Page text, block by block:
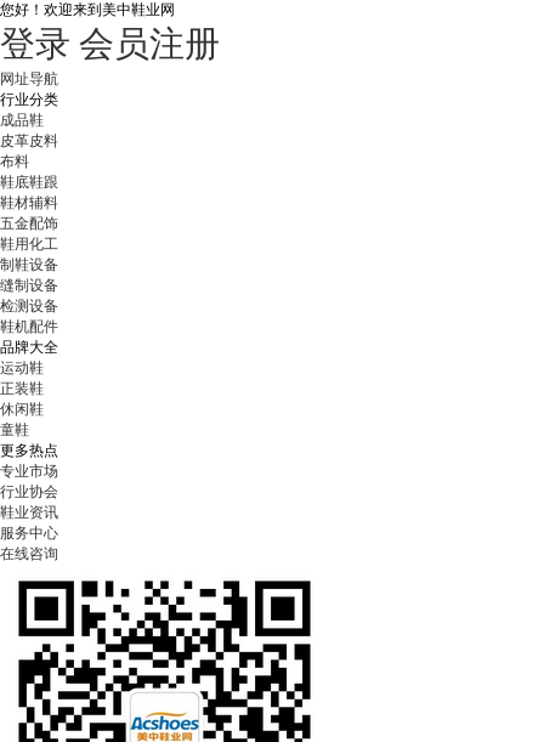
您好！ 欢迎来到美中鞋业网
登录 会员注册
网址导航
行业分类
成品鞋
皮革皮料
布料
鞋底鞋跟
鞋材辅料
五金配饰
鞋用化工
制鞋设备
缝制设备
检测设备
鞋机配件
品牌大全
运动鞋
正装鞋
休闲鞋
童鞋
更多热点
专业市场
行业协会
鞋业资讯
服务中心
在线咨询